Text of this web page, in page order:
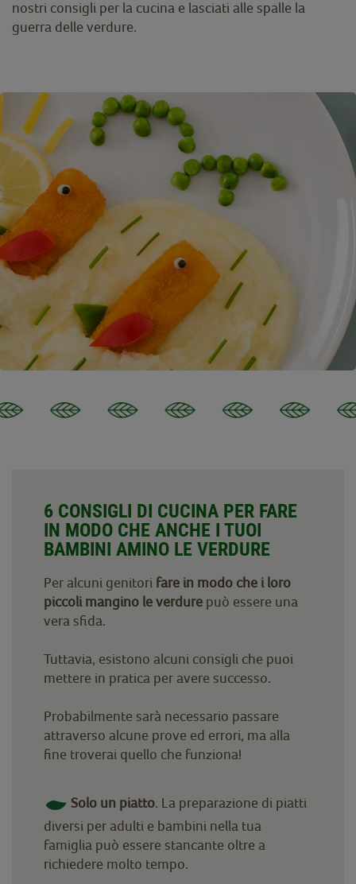
nostri consigli per la cucina e lasciati alle spalle la
guerra delle verdure.
6 CONSIGLI DI CUCINA PER FARE
IN MODO CHE ANCHE I TUOI
BAMBINI AMINO LE VERDURE
Per alcuni genitori fare in modo che i loro
piccoli mangino le verdure può essere una
vera sfida.
Tuttavia, esistono alcuni consigli che puoi
mettere in pratica per avere successo.
Probabilmente sarà necessario passare
attraverso alcune prove ed errori, ma alla
fine troverai quello che funziona!
Solo un piatto. La preparazione di piatti
diversi per adulti e bambini nella tua
famiglia può essere stancante oltre a
richiedere molto tempo.